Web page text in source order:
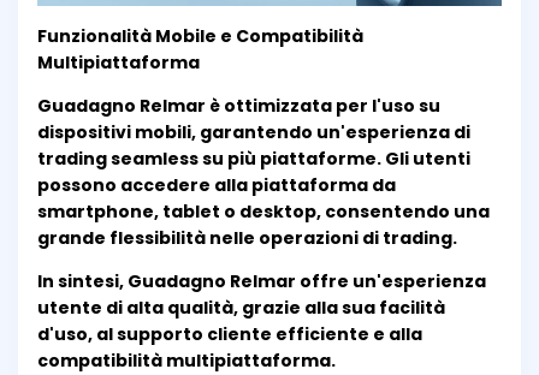
Funzionalità Mobile e Compatibilità
Multipiattaforma
Guadagno Relmar è ottimizzata per l'uso su
dispositivi mobili, garantendo un'esperienza di
trading seamless su più piattaforme. Gli utenti
possono accedere alla piattaforma da
smartphone, tablet o desktop, consentendo una
grande flessibilità nelle operazioni di trading.
In sintesi, Guadagno Relmar offre un'esperienza
utente di alta qualità, grazie alla sua facilità
d'uso, al supporto cliente efficiente e alla
compatibilità multipiattaforma.